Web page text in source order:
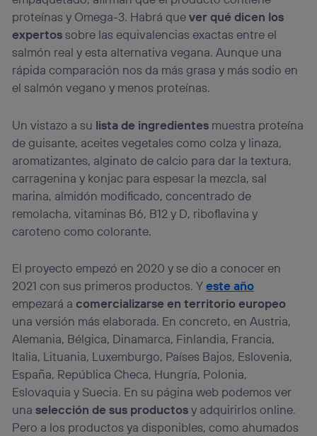
proteínas y Omega-3. Habrá quever qué dicen los
expertossobre las equivalencias exactas entre el
salmón real y esta alternativa vegana. Aunque una
rápida comparación nos da más grasa y más sodio en
el salmón vegano y menos proteínas.
Un vistazo a su lista de ingredientes muestra proteína
de guisante, aceites vegetales como colza y linaza,
aromatizantes, alginato de calcio para dar la textura,
carragenina y konjac para espesar la mezcla, sal
marina, almidón modificado, concentrado de
remolacha, vitaminas B6, B12 y D, riboflavina y
caroteno como colorante.
El proyecto empezó en 2020 y se dio a conocer en
2021 con sus primeros productos. Yeste año
empezará acomercializarse en territorio europeo
una versión más elaborada. En concreto, en Austria,
Alemania, Bélgica, Dinamarca, Finlandia, Francia,
Italia, Lituania, Luxemburgo, Países Bajos, Eslovenia,
España, República Checa, Hungría, Polonia,
Eslovaquia y Suecia. En su página web podemos ver
unaselección de sus productosy adquirirlos online.
Pero a los productos ya disponibles, como ahumados